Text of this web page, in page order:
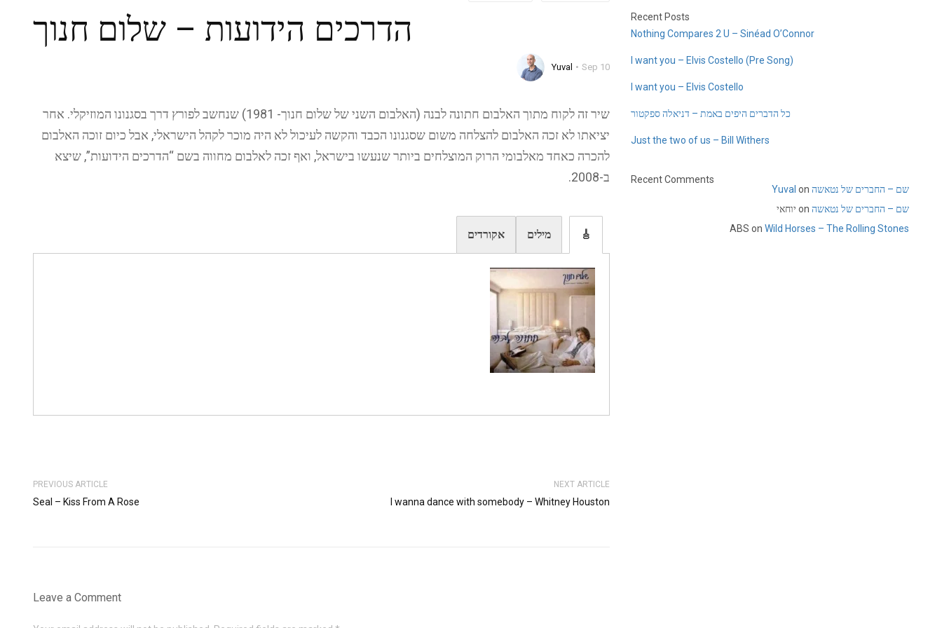
הדרכים הידועות – שלום חנוך
Yuval Sep 10
שיר זה לקוח מתוך האלבום חתונה לבנה (האלבום השני של שלום חנוך- 1981) שנחשב לפורץ דרך בסגנונו המוזיקלי. אחר
יציאתו לא זכה האלבום להצלחה משום שסגנונו הכבד והקשה לעיכול לא היה מוכר לקהל הישראלי, אבל כיום זוכה האלבום
להכרה כאחד מאלבומי הרוק המוצלחים ביותר שנעשו בישראל, ואף זכה לאלבום מחווה בשם “הדרכים הידועות”, שיצא
ב-2008.
🎸 מילים אקורדים
PREVIOUS ARTICLE
Seal – Kiss From A Rose
NEXT ARTICLE
I wanna dance with somebody – Whitney Houston
Leave a Comment
Recent Posts
Nothing Compares 2 U – Sinéad O’Connor
I want you – Elvis Costello (Pre Song)
I want you – Elvis Costello
כל הדברים היפים באמת – דניאלה ספקטור
Just the two of us – Bill Withers
Recent Comments
Yuval on שם – החברים של נטאשה
יוחאי on שם – החברים של נטאשה
ABS on Wild Horses – The Rolling Stones